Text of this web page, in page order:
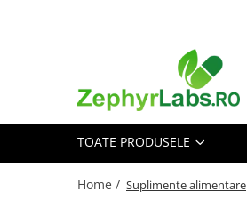
Alimentatie sanatoasa
TOATE PRODUSELE
Home / Suplimente alimentare